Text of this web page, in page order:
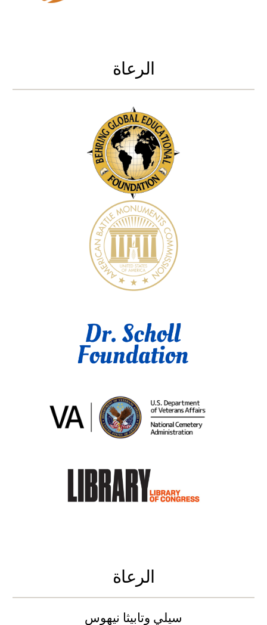
الرعاة
الرعاة
سيلي وتابيثا نيهوس